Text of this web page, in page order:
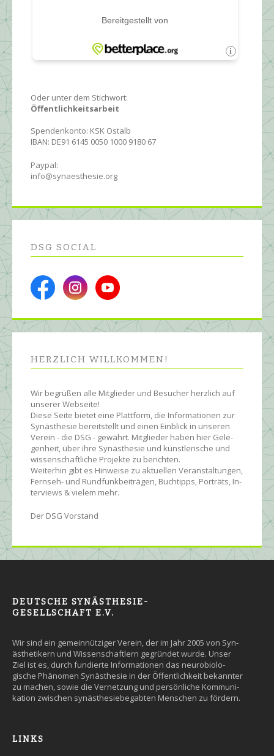
Oder unter dem Stichwort:
Öffentlichkeitsarbeit
Spendenkonto: KSK Ostalb
IBAN: DE91 6145 0050 1000 9180 67
Paypal:
info@synaesthesie.org
DSG SOCIAL
HERZLICH WILL­KOMMEN!
Wir begrüßen alle Mit­glie­der und Be­sucher herz­lich auf
unserer Web­seite!
Diese Seite bietet eine Platt­form, die Infor­ma­tionen zur
Syn­äs­the­sie be­reit­stellt und einen Ein­blick in unseren
Ver­ein - die DSG - ge­währt. Mit­glie­der ha­ben hier Ge­le­
gen­heit, über ihre Syn­äs­the­sie und künst­le­rische und
wissen­schaft­liche Pro­jekte zu be­rich­ten.
Wei­ter­hin gibt es Hin­wei­se zu ak­tu­ellen Ver­an­stal­tun­gen,
Fern­seh- und Rund­funk­bei­trägen, Buch­tipps, Por­träts, In­
ter­views & vielem mehr.
Der DSG Vorstand
DEUTSCHE SYNÄSTHESIE-
GESELLSCHAFT E.V.
Wir sind ein gemein­nütziger Ver­ein, der im Jahr 2005 von Syn­
äs­the­tikern und Wissen­schaft­lern ge­grün­det wurde. Un­ser
Ziel ist es, durch fun­dier­te Infor­ma­tio­nen das neuro­bio­lo­
gische Phäno­men Syn­äs­the­sie in der Öffent­lich­keit be­kann­ter
zu machen, so­wie die Ver­net­zung und persön­liche Kommuni­
kation zwi­schen syn­äs­the­sie­be­gab­ten Men­schen zu fördern.
LINKS